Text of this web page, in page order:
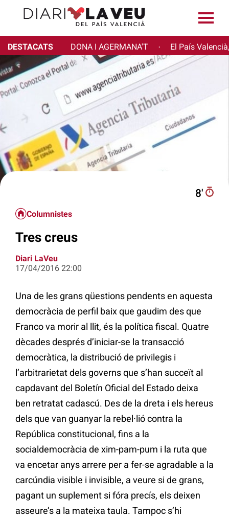
DESTACATS DONA I AGERMANA'T · El País
8′
Columnistes
Tres creus
Diari LaVeu
17/04/2016 22:00
Una de les grans qüestions pendents en aquesta
democràcia de perfil baix que gaudim des que
Franco va morir al llit, és la política fiscal. Quatre
dècades després d’iniciar-se la transacció
democràtica, la distribució de privilegis i
l’arbitrarietat dels governs que s’han succeït al
capdavant del Boletín Oficial del Estado deixa
ben retratat cadascú. Des de la dreta i els hereus
dels que van guanyar la rebel·lió contra la
República constitucional, fins a la
socialdemocràcia de xim-pam-pum i la ruta que
va encetar anys arrere per a fer-se agradable a la
carcúndia visible i invisible, a veure si de grans,
pagant un suplement si fóra precís, els deixen
asseure’s a la mateixa taula. Tampoc s’hi